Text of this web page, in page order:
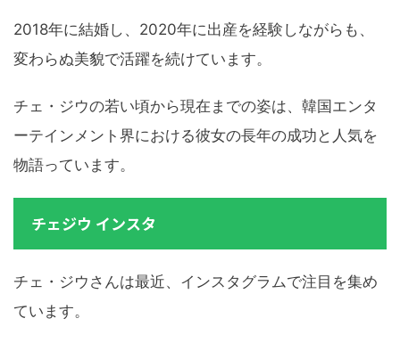
2018年に結婚し、2020年に出産を経験しながらも、
変わらぬ美貌で活躍を続けています。
チェ・ジウの若い頃から現在までの姿は、韓国エンタ
ーテインメント界における彼女の長年の成功と人気を
物語っています。
チェジウ インスタ
チェ・ジウさんは最近、インスタグラムで注目を集め
ています。